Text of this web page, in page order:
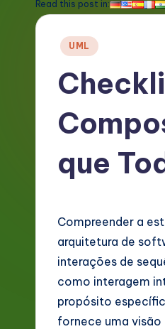
rt
Read this post in:
Posted
UML
que
Compreender a
arquitetura de
interações de
como interagem
propósito
fornece uma